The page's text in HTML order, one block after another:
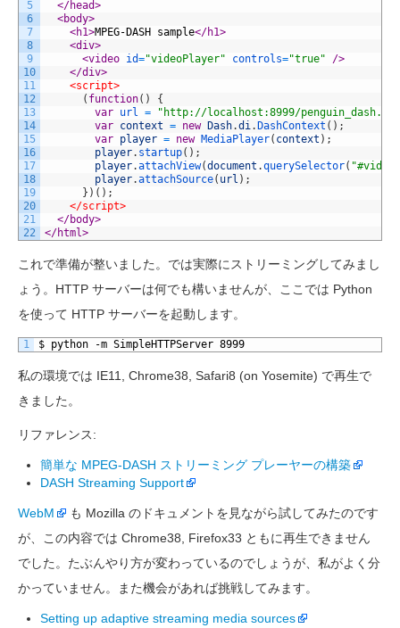
5
6
7
8
9
10
11
12
13
14
15
16
17
18
19
20
21
22
</head>
<body>
<h1>MPEG-DASH sample</h1>
<div>
<video id="videoPlayer" controls="true" />
</div>
<script>
( function( )
{
var url =
"http://localhost:8999/
var context = new Dash.di. DashContext ( ) ;
var player = new MediaPlayer( context ) ;
player. startup( ) ;
player.attachView(document .querySelector(
player.attachSource( url ) ;
} ) ( ) ;
</script>
</body>
</html>
これで準備が整いました。では実際にストリーミングしてみまし
ょう。HTTP サーバーは何でも構いませんが、ここでは Python
を使って HTTP サーバーを起動します。
1 $ python -m SimpleHTTPServer 8999
私の環境では IE11, Chrome38, Safari8 (on Yosemite) で再生で
きました。
リファレンス:
簡単な MPEG-DASH ストリーミング プレーヤーの構築
DASH Streaming Support
WebM
も Mozilla のドキュメントを見ながら試してみたのです
が、この内容では Chrome38, Firefox33 ともに再生できません
でした。たぶんやり方が変わっているのでしょうが、私がよく分
かっていません。また機会があれば挑戦してみます。
Setting up adaptive streaming media sources